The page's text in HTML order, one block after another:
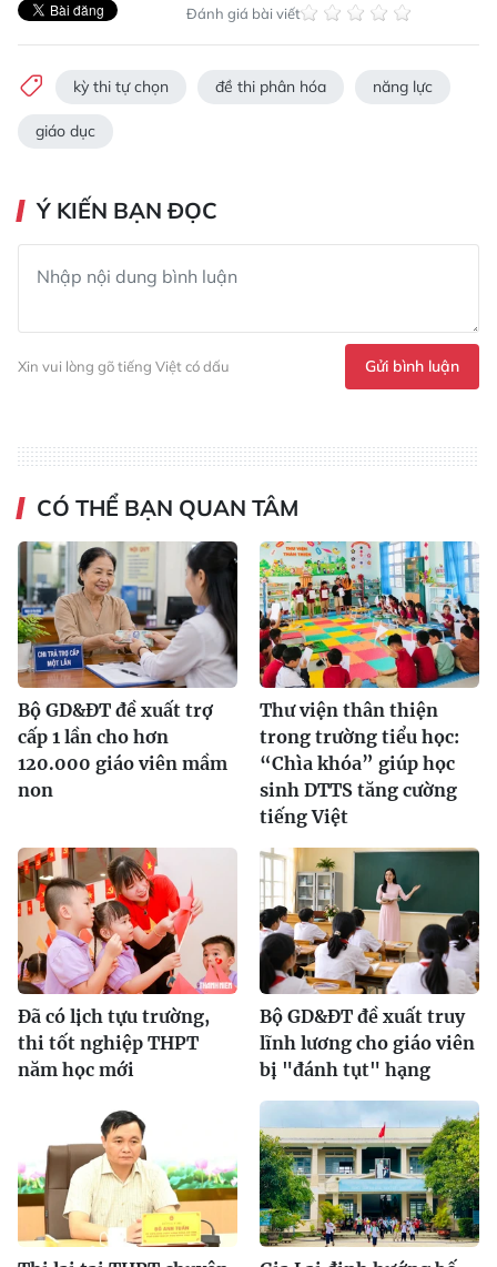
Đánh giá bài viết
kỳ thi tự chọn đề thi phân hóa năng lực
giáo dục
Ý KIẾN BẠN ĐỌC
Xin vui lòng gõ tiếng Việt có dấu Gửi bình luận
CÓ THỂ BẠN QUAN TÂM
Bộ GD&ĐT đề xuất trợ
cấp 1 lần cho hơn
120.000 giáo viên mầm
non
Thư viện thân thiện
trong trường tiểu học:
“Chìa khóa” giúp học
sinh DTTS tăng cường
tiếng Việt
Đã có lịch tựu trường,
thi tốt nghiệp THPT
năm học mới
Bộ GD&ĐT đề xuất truy
lĩnh lương cho giáo viên
bị "đánh tụt" hạng